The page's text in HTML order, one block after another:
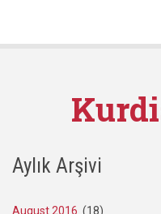
Aylık Arşivi
August 2016 (18)